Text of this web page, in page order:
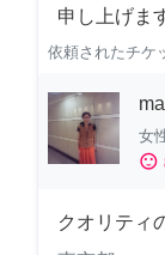
申し上げま
依頼されたチケ
女
sentiment_satisfied
クオリティ